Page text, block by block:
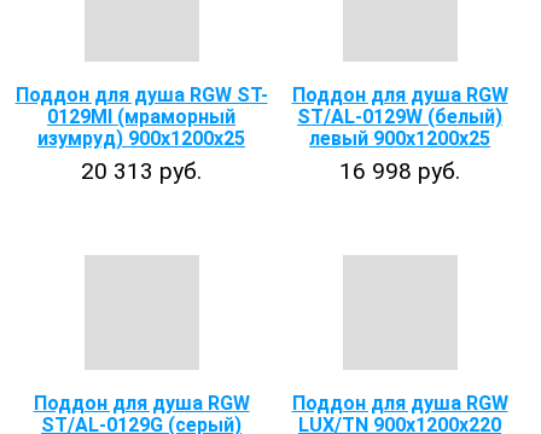
Поддон для душа RGW ST-
0129MI (мраморный
изумруд) 900х1200х25
20 313 руб.
Поддон для душа RGW
ST/AL-0129W (белый)
левый 900х1200х25
16 998 руб.
Поддон для душа RGW
ST/AL-0129G (серый)
Поддон для душа RGW
LUX/TN 900х1200х220